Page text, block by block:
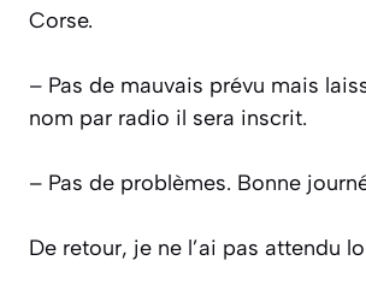
Corse.
– Pas de mauvais prévu mais
nom par radio il sera inscrit.
– Pas de problèmes. Bonne
De retour, je ne l’ai pas attendu